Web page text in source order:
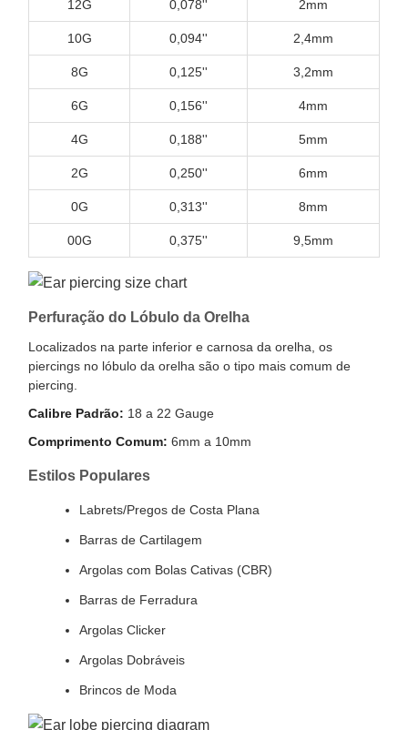
12G 0,078'' 2mm
10G 0,094'' 2,4mm
8G 0,125'' 3,2mm
6G 0,156'' 4mm
4G 0,188'' 5mm
2G 0,250'' 6mm
0G 0,313'' 8mm
00G 0,375'' 9,5mm
Perfuração do Lóbulo da Orelha
Localizados na parte inferior e carnosa da orelha, os
piercings no lóbulo da orelha são o tipo mais comum de
piercing.
Calibre Padrão: 18 a 22 Gauge
Comprimento Comum: 6mm a 10mm
Estilos Populares
Labrets/Pregos de Costa Plana
Barras de Cartilagem
Argolas com Bolas Cativas (CBR)
Barras de Ferradura
Argolas Clicker
Argolas Dobráveis
Brincos de Moda